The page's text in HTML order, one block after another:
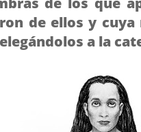
de ellos y
a la